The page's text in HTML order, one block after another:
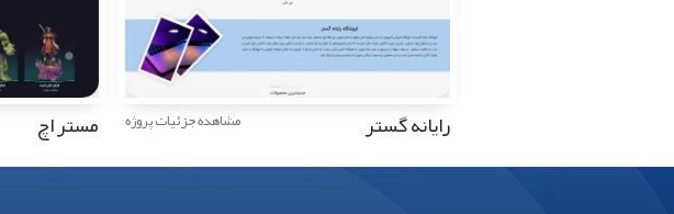
رایانه گستر مشاهده جزئیات پروژه مستر اچ